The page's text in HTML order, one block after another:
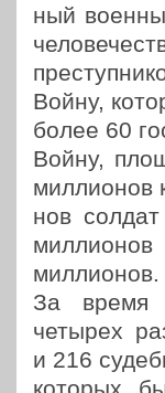
ный
Войну,
более 60
Войну,
мил­ли­о­нов
нов
миллионов.
За время
четырех
и 216